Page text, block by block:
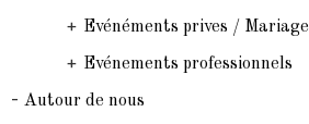
+ Evénéments prives / Mariage
+ Evénements professionnels
- Autour de nous